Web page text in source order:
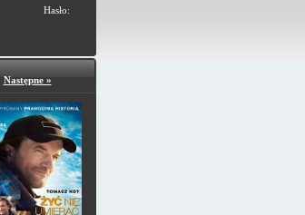
Hasło:
Następne »